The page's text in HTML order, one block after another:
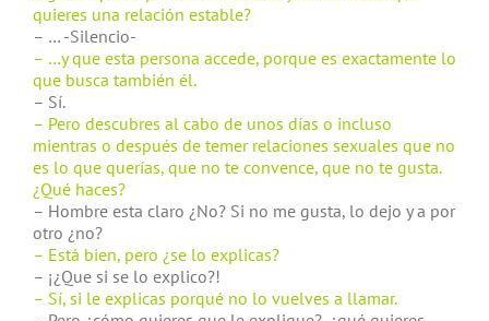
quieres una relación estable?
– … -Silencio-
– …y que esta persona accede, porque es exactamente lo
que busca también él.
– Sí.
– Pero descubres al cabo de unos días o incluso
mientras o después de temer relaciones sexuales que no
es lo que querías, que no te convence, que no te gusta.
¿Qué haces?
– Hombre esta claro ¿No? Si no me gusta, lo dejo y a por
otro ¿no?
– Está bien, pero ¿se lo explicas?
– ¡¿Que si se lo explico?!
– Sí, si le explicas porqué no lo vuelves a llamar.